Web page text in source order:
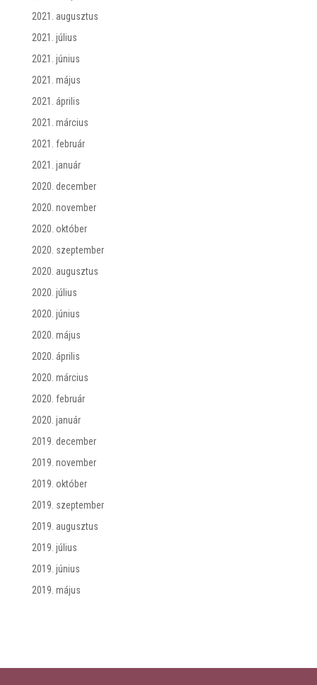
2021. augusztus
2021. július
2021. június
2021. május
2021. április
2021. március
2021. február
2021. január
2020. december
2020. november
2020. október
2020. szeptember
2020. augusztus
2020. július
2020. június
2020. május
2020. április
2020. március
2020. február
2020. január
2019. december
2019. november
2019. október
2019. szeptember
2019. augusztus
2019. július
2019. június
2019. május